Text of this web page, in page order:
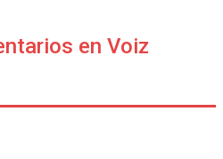
en Voiz